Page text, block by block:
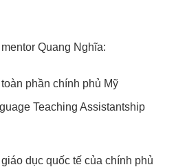
Quang Nghĩa:
phần chính phủ Mỹ
Teaching Assistantship
dục quốc tế của chính phủ